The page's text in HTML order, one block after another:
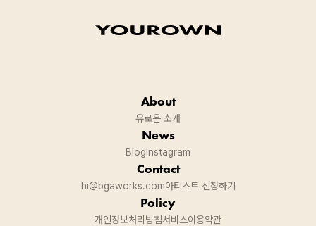
About
유로운 소개
News
Blog Instagram
Contact
hi@bgaworks.com아티스트 신청하기
Policy
개인정보처리방침서비스이용약관